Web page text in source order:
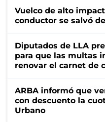
Vuelco de alto
conductor se salvó
Diputados de LLA
para que las multas
renovar el carnet de
ARBA informó que
con descuento la
Urbano